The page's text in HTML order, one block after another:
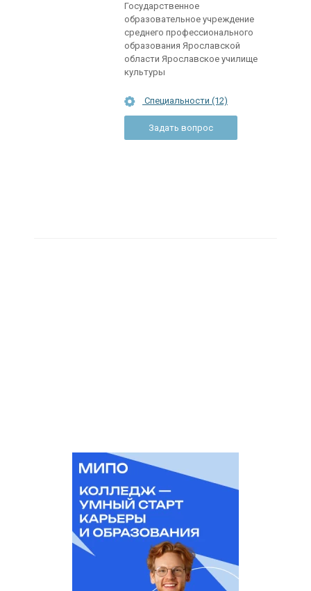
Государственное
образовательное учреждение
среднего профессионального
образования Ярославской
области Ярославское училище
культуры
Специальности (12)
Задать вопрос